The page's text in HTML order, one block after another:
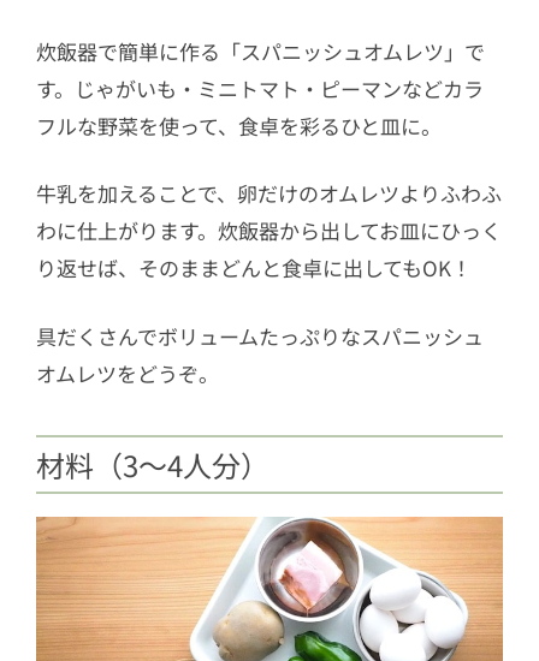
炊飯器で簡単に作る「スパニッシュオムレツ」で
す。じゃがいも・ミニトマト・ピーマンなどカラ
フルな野菜を使って、食卓を彩るひと皿に。
牛乳を加えることで、卵だけのオムレツよりふわふ
わに仕上がります。炊飯器から出してお皿にひっく
り返せば、そのままどんと食卓に出してもOK！
具だくさんでボリュームたっぷりなスパニッシュ
オムレツをどうぞ。
材料（3〜4人分）